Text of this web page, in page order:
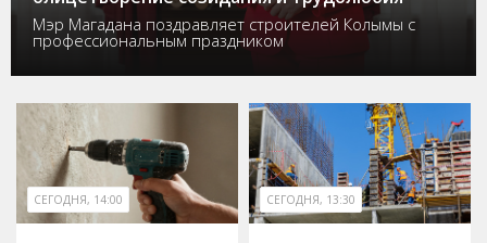
Мэр Магадана поздравляет строителей Колымы с
профессиональным праздником
СЕГОДНЯ, 14:00 СЕГОДНЯ, 13:30